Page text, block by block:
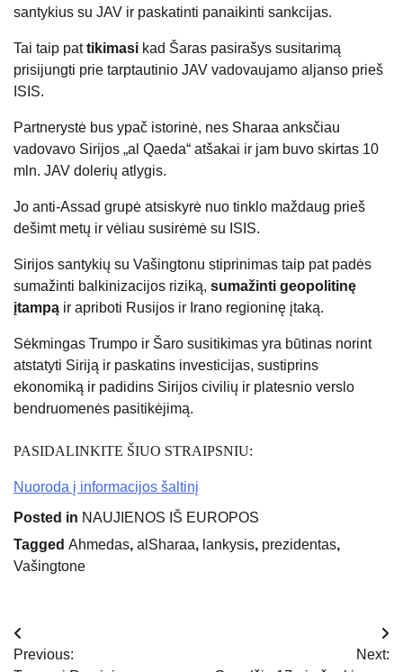
santykius su JAV ir paskatinti panaikinti sankcijas.
Tai taip pattikimasi kad Šaras pasirašys susitarimą
prisijungti prie tarptautinio JAV vadovaujamo aljanso prieš
ISIS.
Partnerystė bus ypač istorinė, nes Sharaa anksčiau
vadovavo Sirijos „al Qaeda“ atšakai ir jam buvo skirtas 10
mln. JAV dolerių atlygis.
Jo anti-Assad grupė atsiskyrė nuo tinklo maždaug prieš
dešimt metų ir vėliau susirėmė su ISIS.
Sirijos santykių su Vašingtonu stiprinimas taip pat padės
sumažinti balkinizacijos riziką, sumažinti geopolitinę
įtampą ir apriboti Rusijos ir Irano regioninę įtaką.
Sėkmingas Trumpo ir Šaro susitikimas yra būtinas norint
atstatyti Siriją ir paskatins investicijas, sustiprins
ekonomiką ir padidins Sirijos civilių ir platesnio verslo
bendruomenės pasitikėjimą.
PASIDALINKITE ŠIUO STRAIPSNIU:
Nuoroda į informacijos šaltinį
Posted in NAUJIENOS IŠ EUROPOS
Tagged Ahmedas, alSharaa, lankysis, prezidentas,
Vašingtone
Navigacija
Previous:
Next: